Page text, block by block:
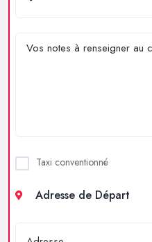
Taxi conventionné
Adresse de Départ